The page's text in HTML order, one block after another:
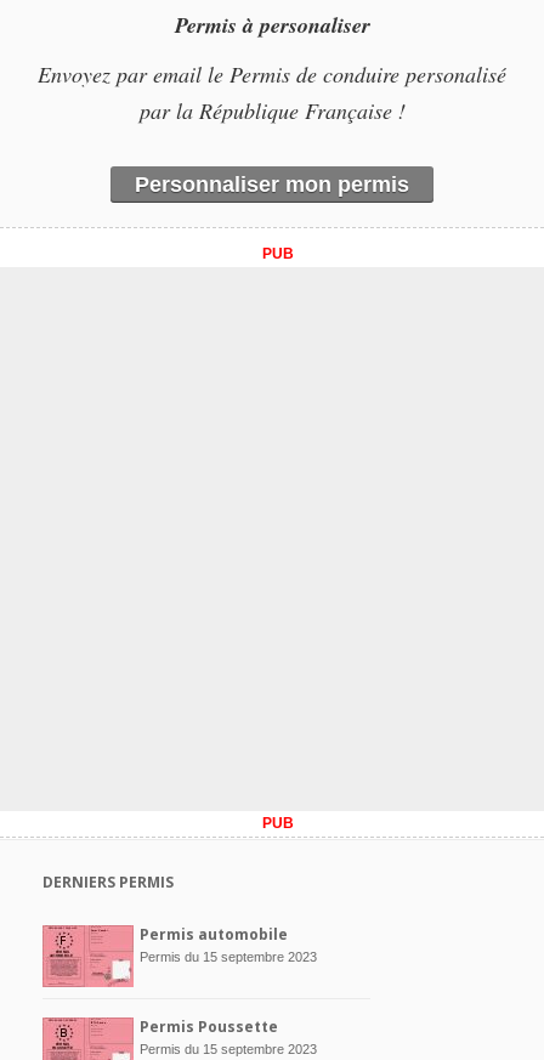
Permis à personaliser
Envoyez par email le Permis de conduire personalisé
par la République Française !
Personnaliser mon permis
PUB
PUB
DERNIERS PERMIS
Permis automobile
Permis du 15 septembre 2023
Permis Poussette
Permis du 15 septembre 2023